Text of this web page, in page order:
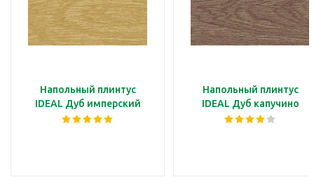
Напольный плинтус
IDEAL Дуб имперский
Напольный плинтус
IDEAL Дуб капучино